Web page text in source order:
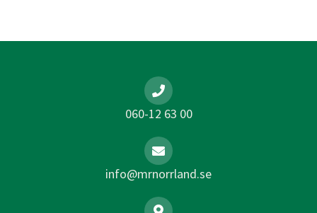
060-12 63 00
info@mrnorrland.se